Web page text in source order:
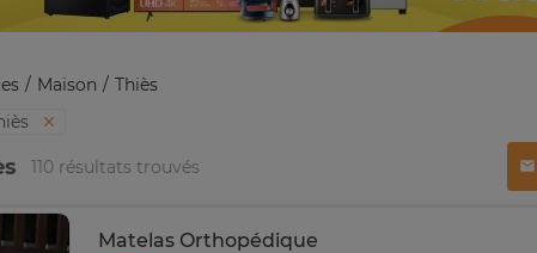
Maison
Thiès
110 résultats trouvés
Matelas Orthopédique